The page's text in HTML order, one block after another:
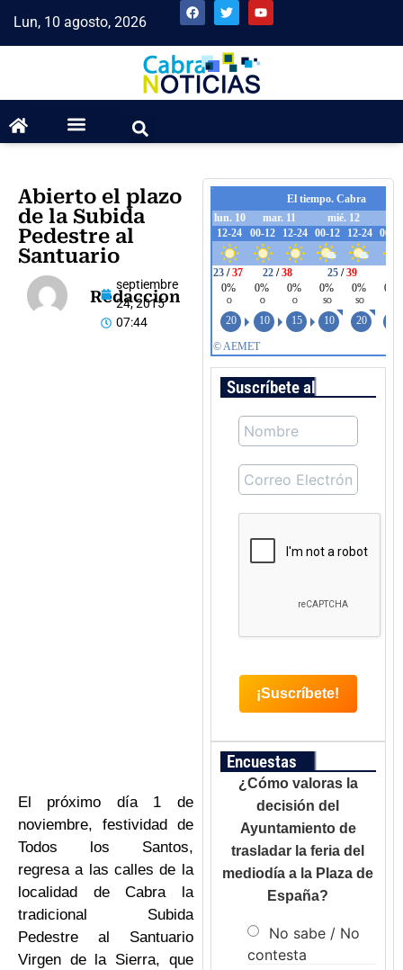
Lun, 10 agosto, 2026
Abierto el plazo
de la Subida
Pedestre al
Santuario
Redaccion
septiembre
24, 2015
07:44
El próximo día 1 de
noviembre, festividad de
Todos los Santos,
regresa a las calles de la
localidad de Cabra la
tradicional Subida
Pedestre al Santuario
Virgen de la Sierra, que
Suscríbete al boletín
Encuestas
¿Cómo valoras la
decisión del
Ayuntamiento de
trasladar la feria del
mediodía a la Plaza de
España?
No sabe / No
contesta